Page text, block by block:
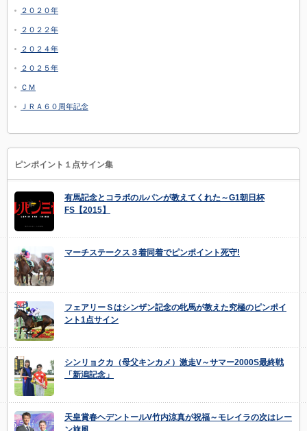
２０２０年
２０２２年
２０２４年
２０２５年
ＣＭ
ＪＲＡ６０周年記念
ピンポイント１点サイン集
有馬記念とコラボのルパンが教えてくれた～G1朝日杯
FS【2015】
マーチステークス３着同着でピンポイント死守!
フェアリーＳはシンザン記念の牝馬が教えた究極のピンポイ
ント1点サイン
シンリョクカ（母父キンカメ）激走V～サマー2000S最終戦
「新潟記念」
天皇賞春ヘデントールV竹内涼真が祝福～モレイラの次はレー